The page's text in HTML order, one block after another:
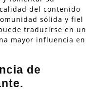
del contenido
sólida y fiel
traducirse en un
mayor influencia en
de